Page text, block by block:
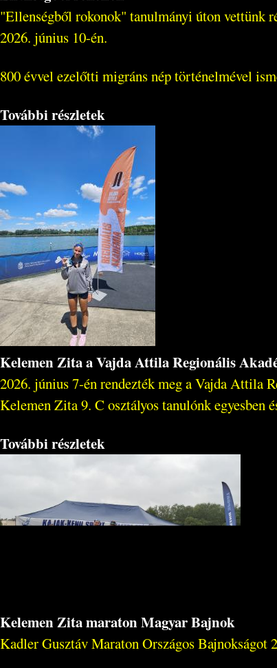
"Ellenségből rokonok" tanulmányi úton vettünk
2026. június 10-én.
800 évvel ezelőtti migráns nép történelmével
További részletek
Kelemen Zita a Vajda Attila Regionális
2026. június 7-én rendezték meg a Vajda Attila
Kelemen Zita 9. C osztályos tanulónk egyesben
További részletek
Kelemen Zita maraton Magyar Bajnok
Kadler Gusztáv Maraton Országos Bajnokságot